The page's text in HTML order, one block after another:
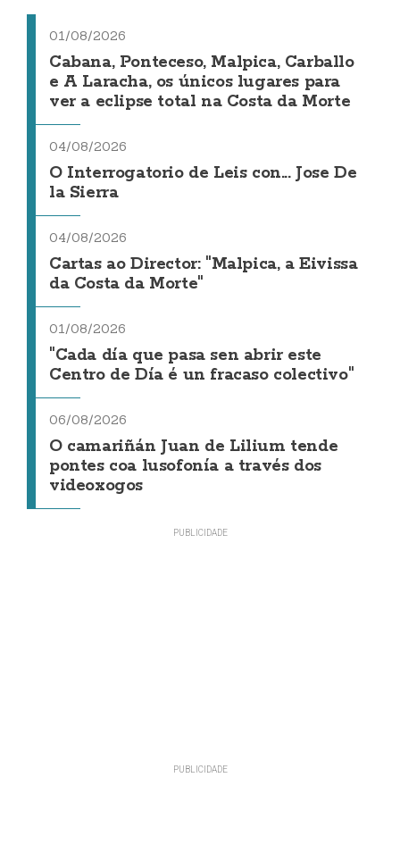
01/08/2026
Cabana, Ponteceso, Malpica, Carballo
e A Laracha, os únicos lugares para
ver a eclipse total na Costa da Morte
04/08/2026
O Interrogatorio de Leis con... Jose De
la Sierra
04/08/2026
Cartas ao Director: "Malpica, a Eivissa
da Costa da Morte"
01/08/2026
"Cada día que pasa sen abrir este
Centro de Día é un fracaso colectivo"
06/08/2026
O camariñán Juan de Lilium tende
pontes coa lusofonía a través dos
videoxogos